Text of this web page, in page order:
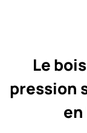
Le
pression
en